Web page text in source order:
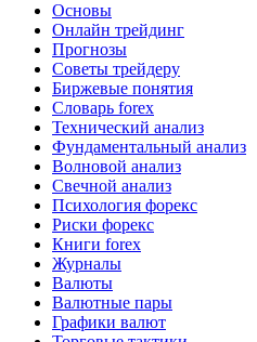
Основы
Онлайн трейдинг
Прогнозы
Советы трейдеру
Биржевые понятия
Словарь forex
Технический анализ
Фундаментальный анализ
Волновой анализ
Свечной анализ
Психология форекс
Риски форекс
Книги forex
Журналы
Валюты
Валютные пары
Графики валют